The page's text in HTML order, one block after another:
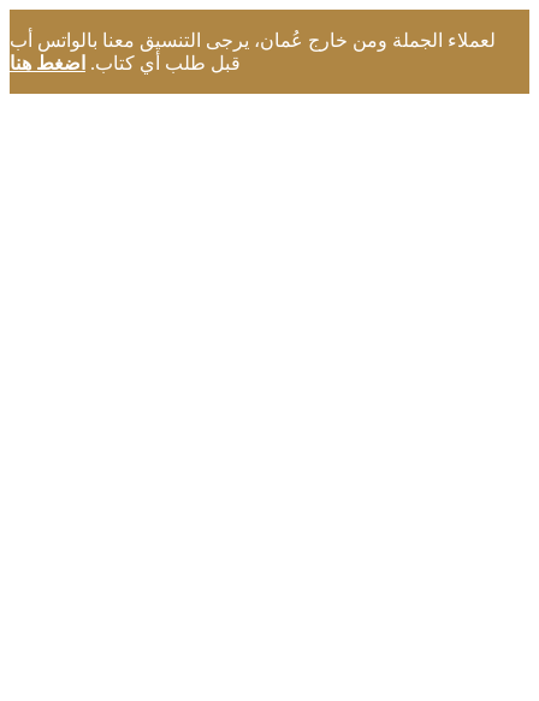
لعملاء الجملة ومن خارج عُمان، يرجى التنسيق معنا بالواتس أب
قبل طلب أي كتاب. اضغط هنا